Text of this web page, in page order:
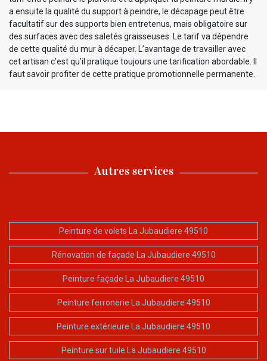
a ensuite la qualité du support à peindre, le décapage peut être
facultatif sur des supports bien entretenus, mais obligatoire sur
des surfaces avec des saletés graisseuses. Le tarif va dépendre
de cette qualité du mur à décaper. L’avantage de travailler avec
cet artisan c’est qu’il pratique toujours une tarification abordable. Il
faut savoir profiter de cette pratique promotionnelle permanente.
Autres services
Peinture de volets La Jubaudiere 49510
Rénovation de façade La Jubaudiere 49510
Peinture façade La Jubaudiere 49510
Peinture ferronerie La Jubaudiere 49510
Peinture extérieure La Jubaudiere 49510
Peinture sur tuile La Jubaudiere 49510